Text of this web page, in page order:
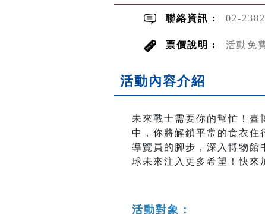
聯絡資訊 : 02-
票價說明 : 活動免
活動內容介紹
未來戰士需要你的幫忙！臺
中，你將解鎖平常的食衣住
導覽員的腳步，深入博物館
球未來注入更多希望！快來
活動對象：